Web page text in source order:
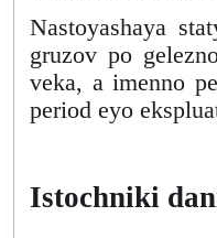
Nastoyashaya
gruzov po
veka, a imenno
period eyo
Istochniki